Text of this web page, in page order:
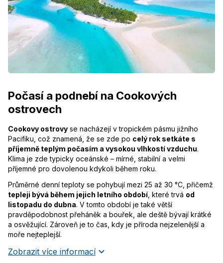
Počasí a podnebí na Cookových
ostrovech
Cookovy ostrovy se nacházejí v tropickém pásmu jižního
Pacifiku, což znamená, že se zde po celý rok setkáte s
příjemně teplým počasím a vysokou vlhkostí vzduchu.
Klima je zde typicky oceánské – mírné, stabilní a velmi
příjemné pro dovolenou kdykoli během roku.
Průměrné denní teploty se pohybují mezi 25 až 30 °C, přičemž
tepleji bývá během jejich letního období , které trvá od
listopadu do dubna. V tomto období je také větší
pravděpodobnost přeháněk a bouřek, ale deště bývají krátké
a osvěžující. Zároveň je to čas, kdy je příroda nejzelenější a
moře nejteplejší.
Zobrazit více informací